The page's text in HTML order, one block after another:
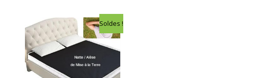
Soldes !
Le
prix
initial
était :
149,00€.
Le
actuel
est :